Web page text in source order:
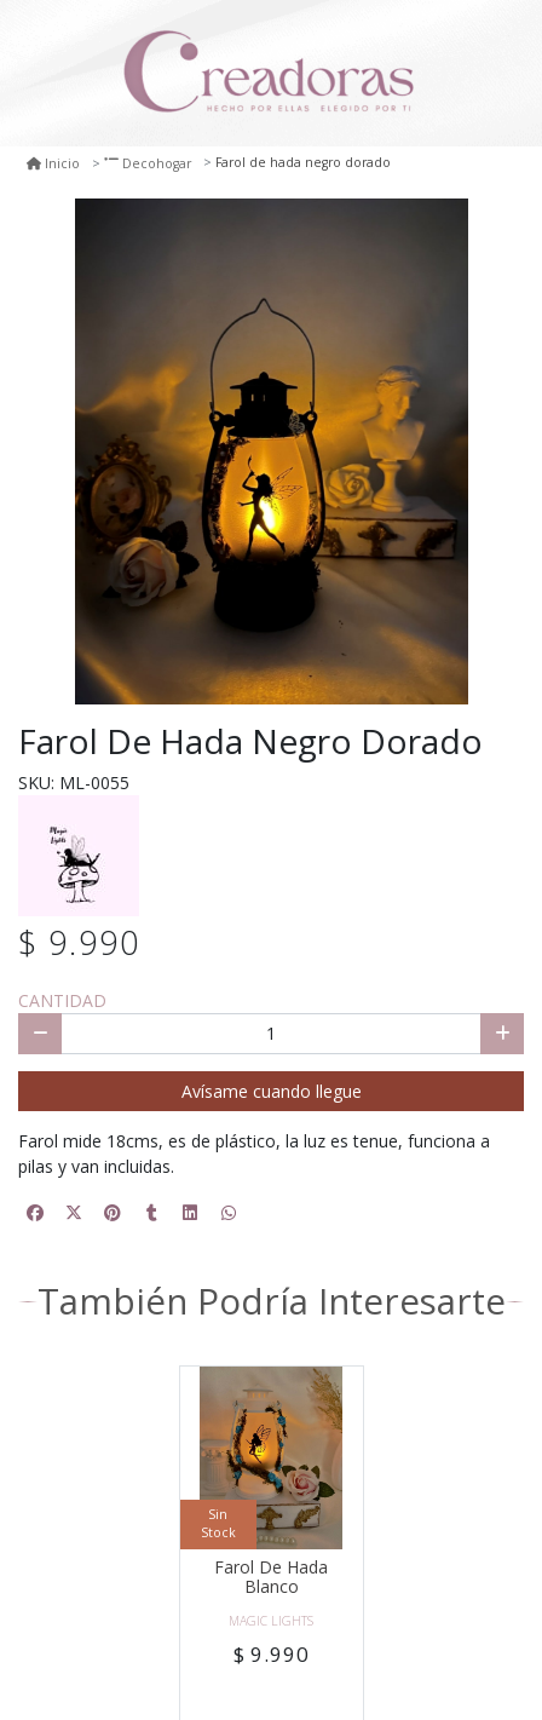
Inicio Decohogar Farol de hada negro dorado
Farol De Hada Negro Dorado
SKU: ML-0055
$ 9.990
CANTIDAD
Avísame cuando llegue
Farol mide 18cms, es de plástico, la luz es tenue, funciona a
pilas y van incluidas.
También Podría Interesarte
Sin
Stock
Farol De Hada
Blanco
MAGIC LIGHTS
$ 9.990